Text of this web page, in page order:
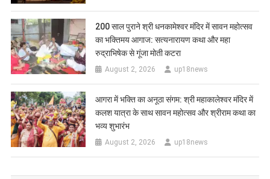
200 साल पुराने श्री धनकामेश्वर मंदिर में सावन महोत्सव
का भक्तिमय आगाज: सत्यनारायण कथा और महा
रुद्राभिषेक से गूंजा मोती कटरा
August 2, 2026 up18news
आगरा में भक्ति का अनूठा संगम: श्री महाकालेश्वर मंदिर में
कलश यात्रा के साथ सावन महोत्सव और श्रीराम कथा का
भव्य शुभारंभ
August 2, 2026 up18news